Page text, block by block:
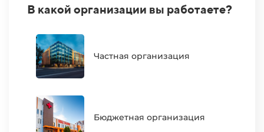
В какой организации вы работаете?
Частная организация
Бюджетная организация